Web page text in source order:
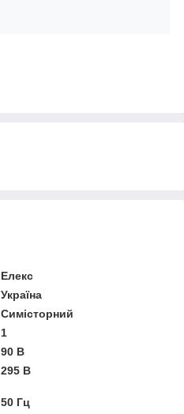
Елекс
Україна
Симісторний
1
90 В
295 В
50 Гц